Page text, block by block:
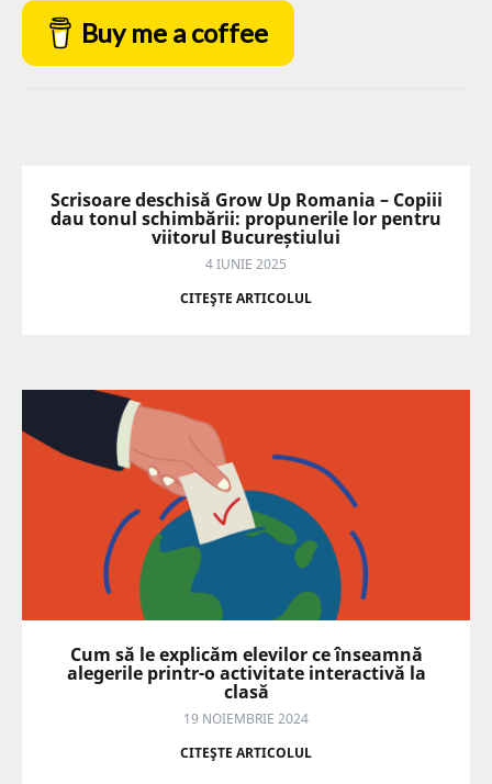
Buy me a coffee
Scrisoare deschisă Grow Up Romania – Copiii
dau tonul schimbării: propunerile lor pentru
viitorul Bucureștiului
4 IUNIE 2025
CITEŞTE ARTICOLUL
Cum să le explicăm elevilor ce înseamnă
alegerile printr-o activitate interactivă la
clasă
19 NOIEMBRIE 2024
CITEŞTE ARTICOLUL